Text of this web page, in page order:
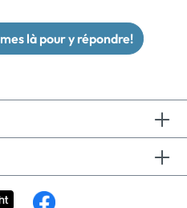
là pour y répondre!